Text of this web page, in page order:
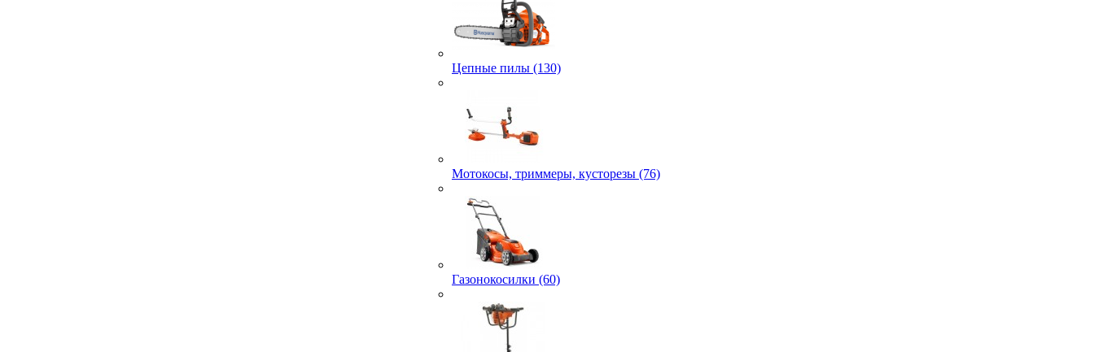
Цепные пилы (130)
Мотокосы, триммеры, кусторезы (76)
Газонокосилки (60)